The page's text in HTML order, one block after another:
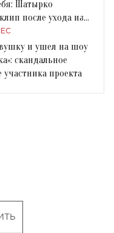
Шатырко
после ухода из
и ушел на шоу
скандальное
участника проекта